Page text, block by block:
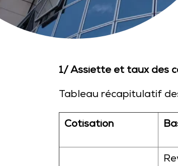
1/ Assiette et taux des
Tableau récapitulatif
Cotisation